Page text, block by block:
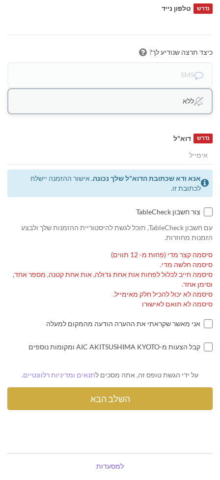
טלפון נייד נדרש
כיצד תרצה שנודיע לך?
SMS
ללא
דוא"ל נדרש
אנא ודא שכתובת הדוא"ל שלך נכונה. אישור ההזמנה יישלח
לכתובת זו.
צור חשבון TableCheck
עם חשבון TableCheck, תוכל לגשת להיסטוריית ההזמנות שלך ולבצע
הזמנות מחוזרות.
סיסמה קצר מדי (פחות מ- 12 תווים)
סיסמה חלשה מדי.
סיסמה חייב לכלול לפחות אות אחת גדולה, אות אחת קטנה, מספר אחד,
וסימן אחד.
סיסמה לא יכול להכיל חלק מאימייל.
סיסמה לא תואם לאישורו
אני מאשר שקראתי את ההערה הודעה מהמקום למעלה
קבל הצעות מ-AIC AKITSUSHIMA KYOTO ומקומות נוספים
על ידי הגשת טופס זה, אתה מסכים לתנאים ומדיניות רלוונטיים.
למסעדות